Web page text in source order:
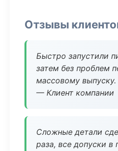
Отзывы
Быстро запустили
затем без проблем
массовому выпуску.
— Клиент компании
Сложные детали
раза, все допуски в